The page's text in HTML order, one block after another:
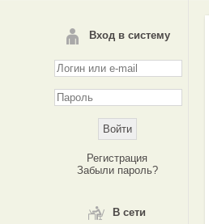
Вход в систему
Регистрация
Забыли пароль?
В сети